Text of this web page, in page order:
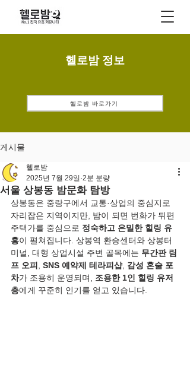
헬로밤 정보
헬로밤 바로가기
게시물
서울 상봉동 밤문화 탐방
헬로밤
2025년 7월 29일 2분 분량
상봉동은 중랑구에서 교통·상업의 중심지로
자리잡은 지역이지만, 밤이 되면 번화가 뒤편
주택가를 중심으로 정숙하고 은밀한 힐링 유
흥이 펼쳐집니다. 상봉역 환승센터와 상봉터
미널, 대형 상업시설 주변 골목에는 무간판 림
프 오피
SNS 예약제 테라피샵, 감성 혼술 포
차가 조용히 운영되며, 조용한 1인 힐링 유저
층에게 꾸준히 인기를 얻고 있습니다.